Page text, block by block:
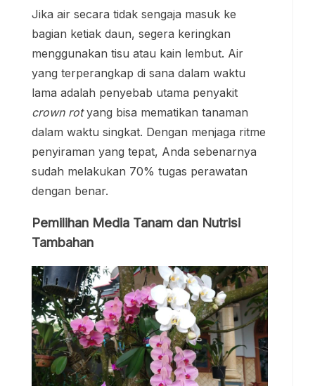
Jika air secara tidak sengaja masuk ke
bagian ketiak daun, segera keringkan
menggunakan tisu atau kain lembut. Air
yang terperangkap di sana dalam waktu
lama adalah penyebab utama penyakit
crown rotyang bisa mematikan tanaman
dalam waktu singkat. Dengan menjaga ritme
penyiraman yang tepat, Anda sebenarnya
sudah melakukan 70% tugas perawatan
dengan benar.
Pemilihan Media Tanam dan Nutrisi
Tambahan